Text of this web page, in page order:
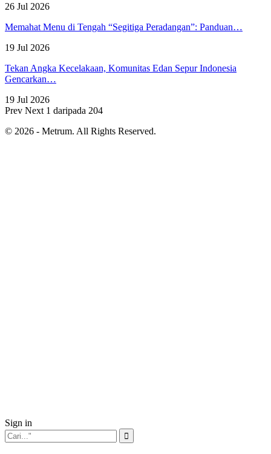
26 Jul 2026
Memahat Menu di Tengah “Segitiga Peradangan”: Panduan…
19 Jul 2026
Tekan Angka Kecelakaan, Komunitas Edan Sepur Indonesia
Gencarkan…
19 Jul 2026
Prev Next 1 daripada 204
© 2026 - Metrum. All Rights Reserved.
Sign in